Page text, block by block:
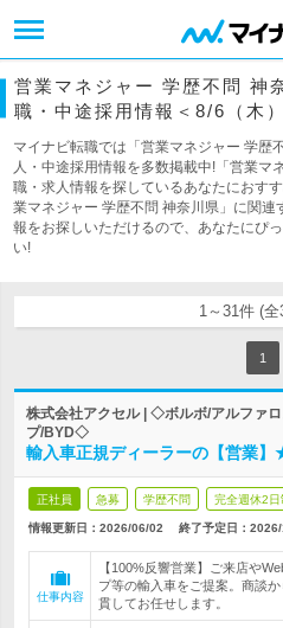
営業マネジャー 学歴不問 神
職・中途採用情報＜8/6（木
マイナビ転職では「営業マネジャー 学歴
人・中途採用情報を多数掲載中!「営業マ
職・求人情報を探しているあなたにおす
業マネジャー 学歴不問 神奈川県」に関
報をお探しいただけるので、あなたにぴ
い!
1～31件 (
1
株式会社アクセル | ◇ボルボ/アルファ
プ/BYD◇
輸入車正規ディーラーの【営業
正社員 急募 学歴不問 完全週休2日
情報更新日：2026/06/02 終了予定日：
仕事内容
【100%反響営業】ご来店や
プ等の輸入車をご提案。商談
貫してお任せします。